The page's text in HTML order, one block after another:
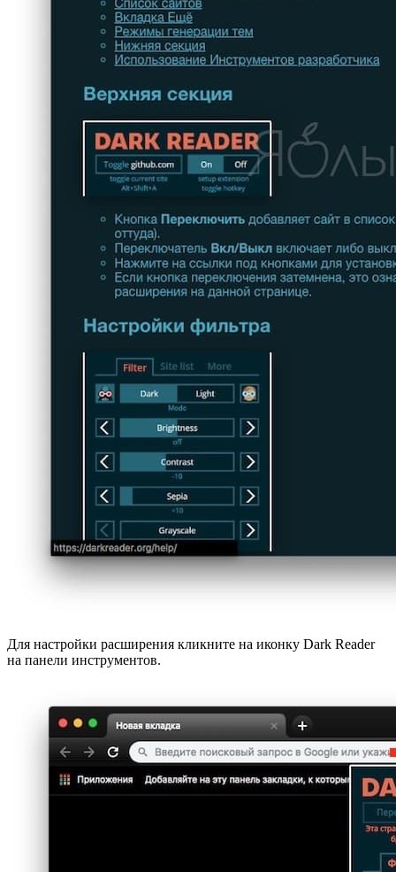
Для настройки расширения кликните на иконку Dark Reader
на панели инструментов.